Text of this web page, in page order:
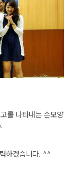
를 나타내는 손모양
하겠습니다. ^^